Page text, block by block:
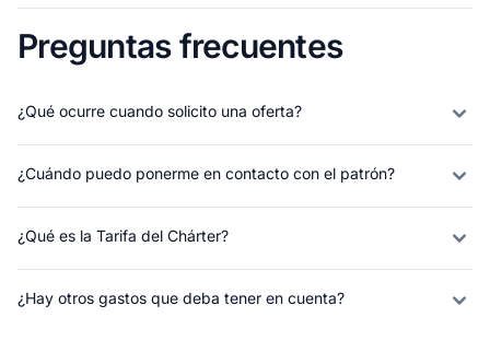
Preguntas frecuentes
¿Qué ocurre cuando solicito una oferta?
¿Cuándo puedo ponerme en contacto con el patrón?
¿Qué es la Tarifa del Chárter?
¿Hay otros gastos que deba tener en cuenta?